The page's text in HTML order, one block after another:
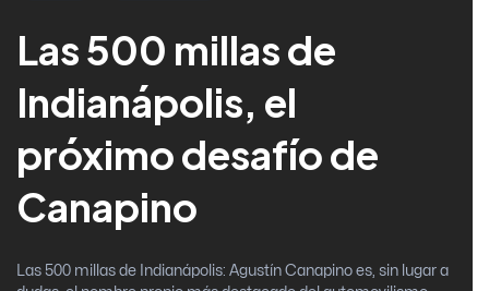
Las 500 millas de
Indianápolis, el
próximo desafío de
Canapino
Las 500 millas de Indianápolis: Agustín Canapino es, sin lugar a